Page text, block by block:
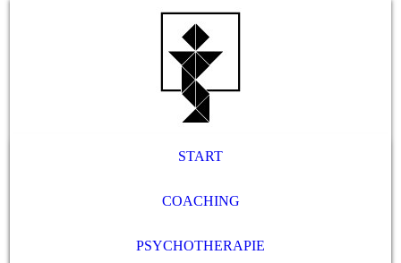
START
COACHING
PSYCHOTHERAPIE